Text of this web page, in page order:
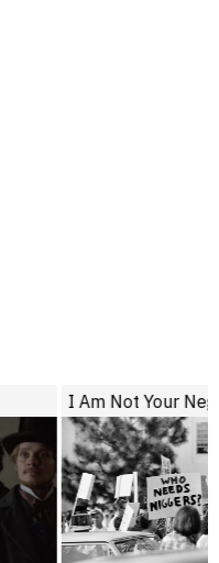
I Am Not Your Negro